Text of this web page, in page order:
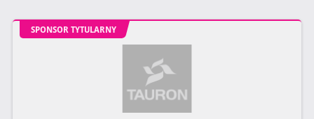
SPONSOR TYTULARNY